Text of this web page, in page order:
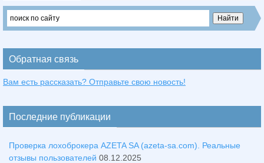
Обратная связь
Вам есть рассказать? Отправьте свою новость!
Последние публикации
Проверка лохоброкера AZETA SA (azeta-sa.com). Реальные
отзывы пользователей 08.12.2025